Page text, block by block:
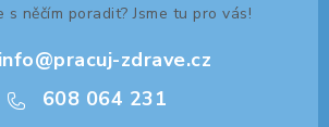
s něčím poradit? Jsme tu pro vás!
info@pracuj-zdrave.cz
608 064 231